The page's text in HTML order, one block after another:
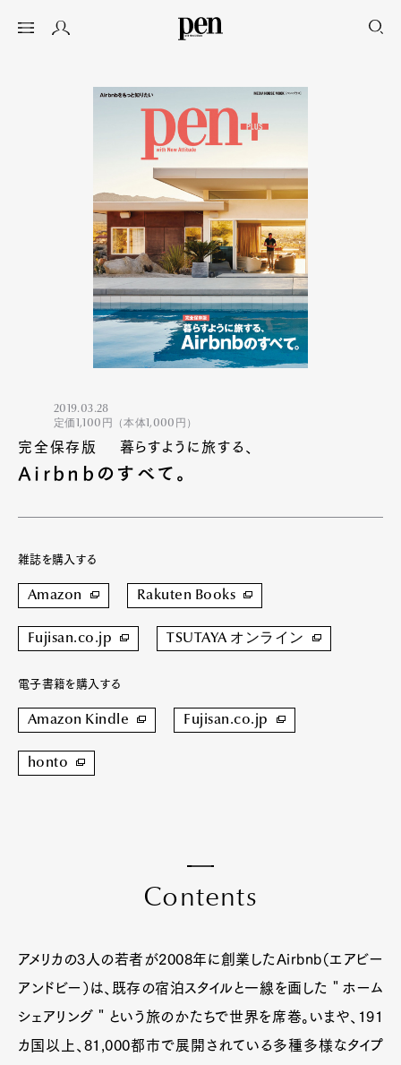
2019.03.28
定価1,100円（本体1,000円）
完全保存版 暮らすように旅する、
Airbnbのすべて。
雑誌を購入する
Amazon Rakuten Books
Fujisan.co.jp TSUTAYA オンライン
電子書籍を購入する
Amazon Kindle Fujisan.co.jp
honto
Contents
アメリカの3人の若者が2008年に創業したAirbnb（エアビー
アンドビー）は、既存の宿泊スタイルと一線を画した＂ホーム
シェアリング＂という旅のかたちで世界を席巻。いまや、191
カ国以上、81,000都市で展開されている多種多様なタイプ